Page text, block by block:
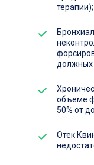
терапии);
должных
объеме
50% от
Отек